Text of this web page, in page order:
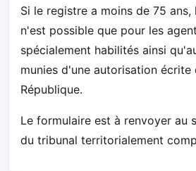
Si le registre a moins de 75
n'est possible que pour les
spécialement habilités ainsi
munies d'une autorisation écrite
République.
Le formulaire est à renvoyer au
du tribunal territorialement